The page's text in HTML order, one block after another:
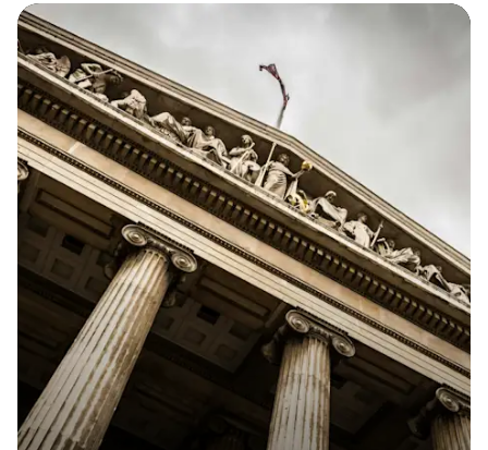
RC Pro
L'assurance sans engagement qui vous protège en
cas de dommages causés aux tiers dans le cadre
de votre activité pro.
Obtenir mon devis
Obtenir mon devis